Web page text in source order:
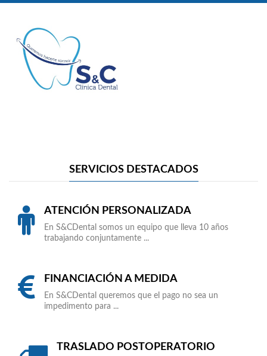
SERVICIOS DESTACADOS
ATENCIÓN PERSONALIZADA
En S&CDental somos un equipo que lleva 10 años
trabajando conjuntamente ...
FINANCIACIÓN A MEDIDA
En S&CDental queremos que el pago no sea un
impedimento para ...
TRASLADO POSTOPERATORIO